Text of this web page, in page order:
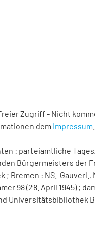
Zugriff - Nicht
dem Impressum
: parteiamtliche
Bürgermeisters der
Bremen : NS.-Gauverl.,
98 (28. April 1945) ;
Universitätsbibliothek